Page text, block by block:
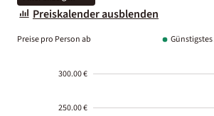
Preiskalender ausblenden
Preise pro Person ab
300.00 €
250.00 €